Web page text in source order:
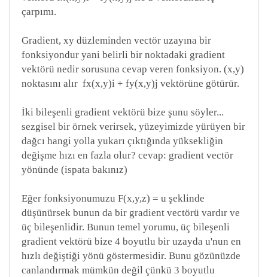
çarpımı.
Gradient, xy düzleminden vectör uzayına bir
fonksiyondur yani belirli bir noktadaki gradient
vektörü nedir sorusuna cevap veren fonksiyon. (x,y)
noktasını alır fx(x,y)i + fy(x,y)j vektörüne götürür.
İki bileşenli gradient vektörü bize şunu söyler...
sezgisel bir örnek verirsek, yüzeyimizde yürüyen bir
dağcı hangi yolla yukarı çıktığında yüksekliğin
değişme hızı en fazla olur? cevap: gradient vectör
yönünde (ispata bakınız)
Eğer fonksiyonumuzu F(x,y,z) = u şeklinde
düşünürsek bunun da bir gradient vectörü vardır ve
üç bileşenlidir. Bunun temel yorumu, üç bileşenli
gradient vektörü bize 4 boyutlu bir uzayda u'nun en
hızlı değiştiği yönü göstermesidir. Bunu gözünüzde
canlandırmak mümkün değil çünkü 3 boyutlu